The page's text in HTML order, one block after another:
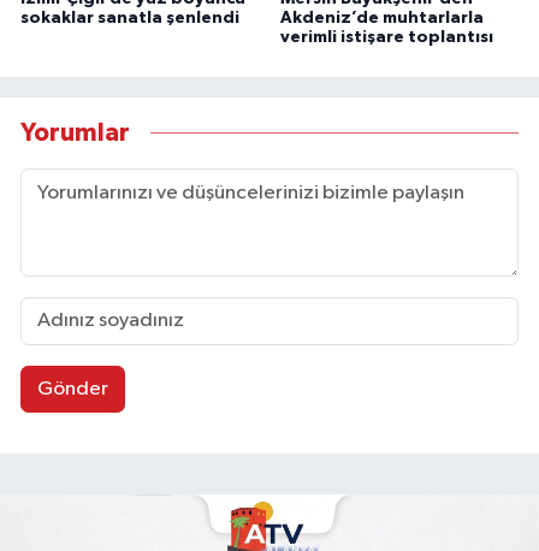
sokaklar sanatla şenlendi
Akdeniz’de muhtarlarla
verimli istişare toplantısı
Yorumlar
Gönder